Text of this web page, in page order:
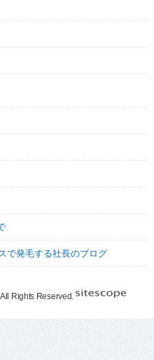
で発毛する社長のブログ
Rights Reserved.